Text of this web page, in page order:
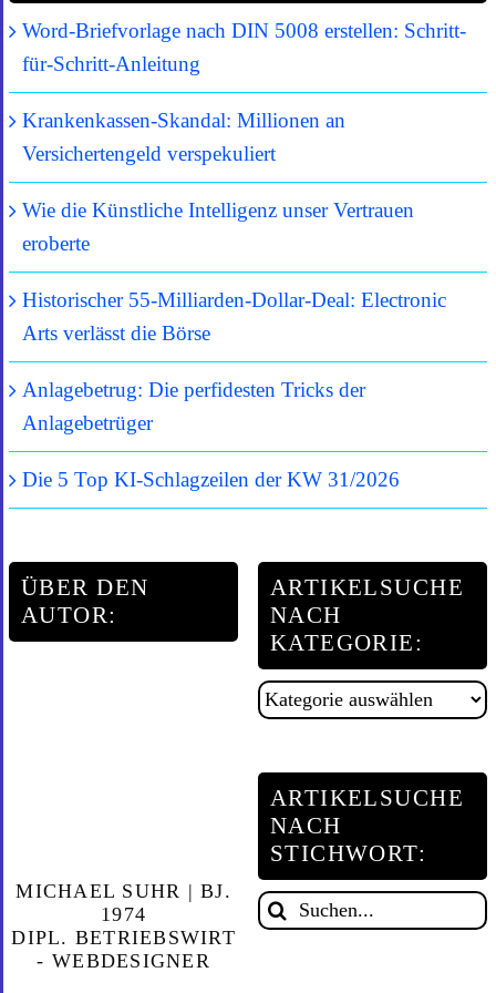
Word-Briefvorlage nach DIN 5008 erstellen: Schritt-
für-Schritt-Anleitung
Krankenkassen-Skandal: Millionen an
Versichertengeld verspekuliert
Wie die Künstliche Intelligenz unser Vertrauen
eroberte
Historischer 55-Milliarden-Dollar-Deal: Electronic
Arts verlässt die Börse
Anlagebetrug: Die perfidesten Tricks der
Anlagebetrüger
Die 5 Top KI-Schlagzeilen der KW 31/2026
ÜBER DEN
AUTOR:
MICHAEL SUHR | BJ.
1974
DIPL. BETRIEBSWIRT
- WEBDESIGNER
ARTIKELSUCHE
NACH
KATEGORIE:
Artikelsuche
ARTIKELSUCHE
NACH
STICHWORT:
Suche